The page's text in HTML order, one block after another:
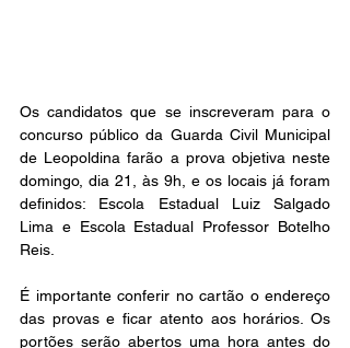
Os candidatos que se inscreveram para o
concurso público da Guarda Civil Municipal
de Leopoldina farão a prova objetiva neste
domingo, dia 21, às 9h, e os locais já foram
definidos: Escola Estadual Luiz Salgado
Lima e Escola Estadual Professor Botelho
Reis.
É importante conferir no cartão o endereço
das provas e ficar atento aos horários. Os
portões serão abertos uma hora antes do